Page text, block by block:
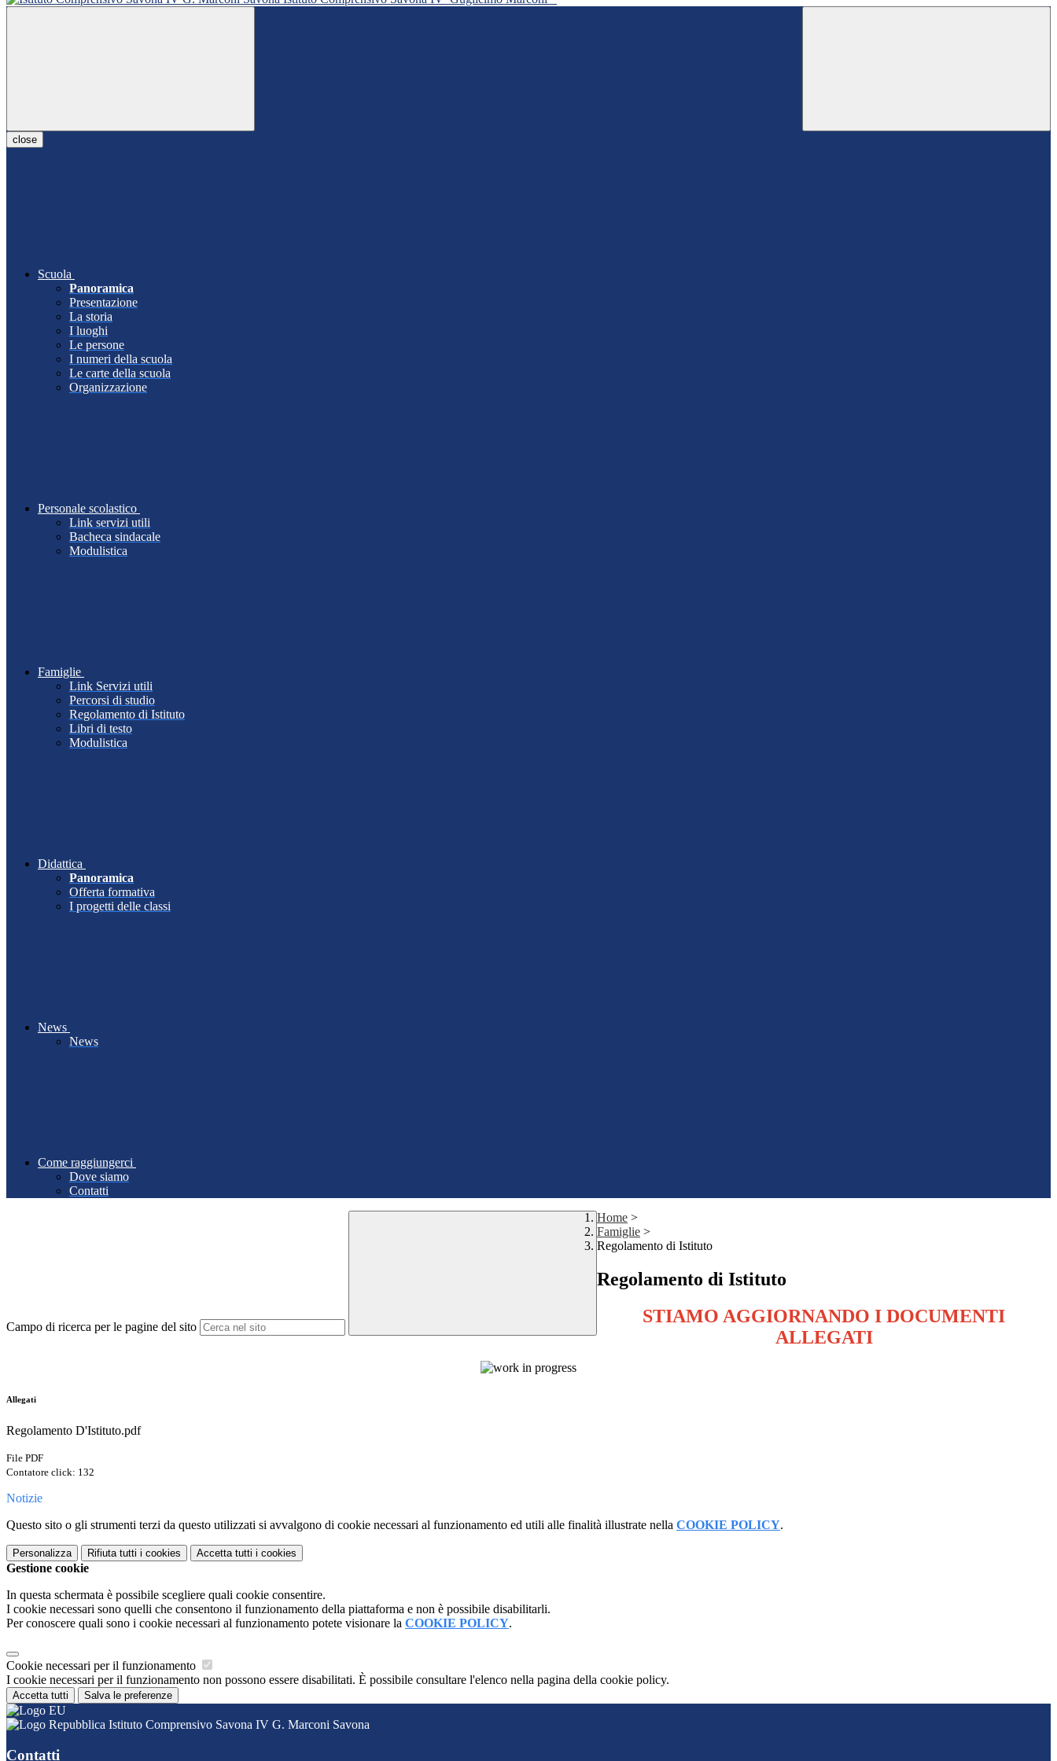
close
Scuola
Panoramica
Presentazione
La storia
I luoghi
Le persone
I numeri della scuola
Le carte della scuola
Organizzazione
Personale scolastico
Link servizi utili
Bacheca sindacale
Modulistica
Famiglie
Link Servizi utili
Percorsi di studio
Regolamento di Istituto
Libri di testo
Modulistica
Didattica
Panoramica
Offerta formativa
I progetti delle classi
News
News
Come raggiungerci
Dove siamo
Contatti
Campo di ricerca per le pagine del sito
Home >
Famiglie >
Regolamento di Istituto
Regolamento di Istituto
STIAMO AGGIORNANDO I DOCUMENTI
ALLEGATI
Allegati
Regolamento D'Istituto.pdf
File PDF
Contatore click: 132
Notizie
Questo sito o gli strumenti terzi da questo utilizzati si avvalgono di cookie necessari al funzionamento ed utili alle finalità illustrate nella COOKIE POLICY.
Personalizza Rifiuta tutti i cookies Accetta tutti i cookies
Gestione cookie
In questa schermata è possibile scegliere quali cookie consentire.
I cookie necessari sono quelli che consentono il funzionamento della piattaforma e non è possibile disabilitarli.
Per conoscere quali sono i cookie necessari al funzionamento potete visionare la COOKIE POLICY.
Cookie necessari per il funzionamento
I cookie necessari per il funzionamento non possono essere disabilitati. È possibile consultare l'elenco nella pagina della cookie policy.
Accetta tutti Salva le preferenze
Istituto Comprensivo Savona IV G. Marconi Savona
Contatti